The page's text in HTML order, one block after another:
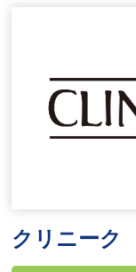
クリニーク